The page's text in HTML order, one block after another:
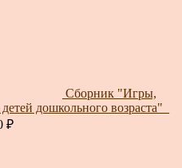
Сборник "Игры,
дошкольного возраста"_
₽